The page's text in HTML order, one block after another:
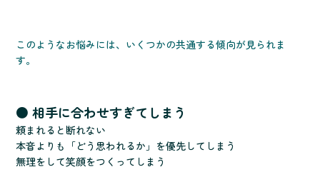
このようなお悩みには、いくつかの共通する傾向が見られま
す。
● 相手に合わせすぎてしまう
頼まれると断れない
本音よりも「どう思われるか」を優先してしまう
無理をして笑顔をつくってしまう